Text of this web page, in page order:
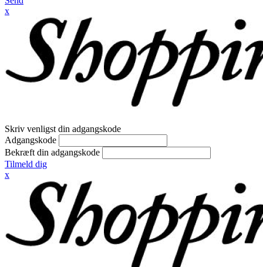
x
Skriv venligst din adgangskode
Adgangskode
Bekræft din adgangskode
Tilmeld dig
x